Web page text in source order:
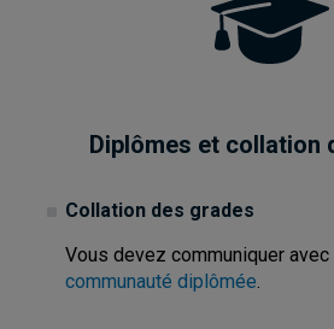
Diplômes et collation
Collation des grades
Vous devez communiquer avec
communauté diplômée.